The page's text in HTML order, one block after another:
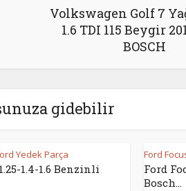
Volkswagen Golf 7
1.6 TDI 115 Beygir
BOSCH
gidebilir
Yedek Parça
1.4-1.6 Benzinli
Ford
Ford
Bosch...